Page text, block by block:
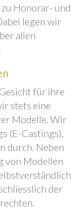
Honorar- und
legen wir
allen
für ihre
stets eine
Modelle. Wir
(E-Castings),
durch. Neben
von Modellen
der